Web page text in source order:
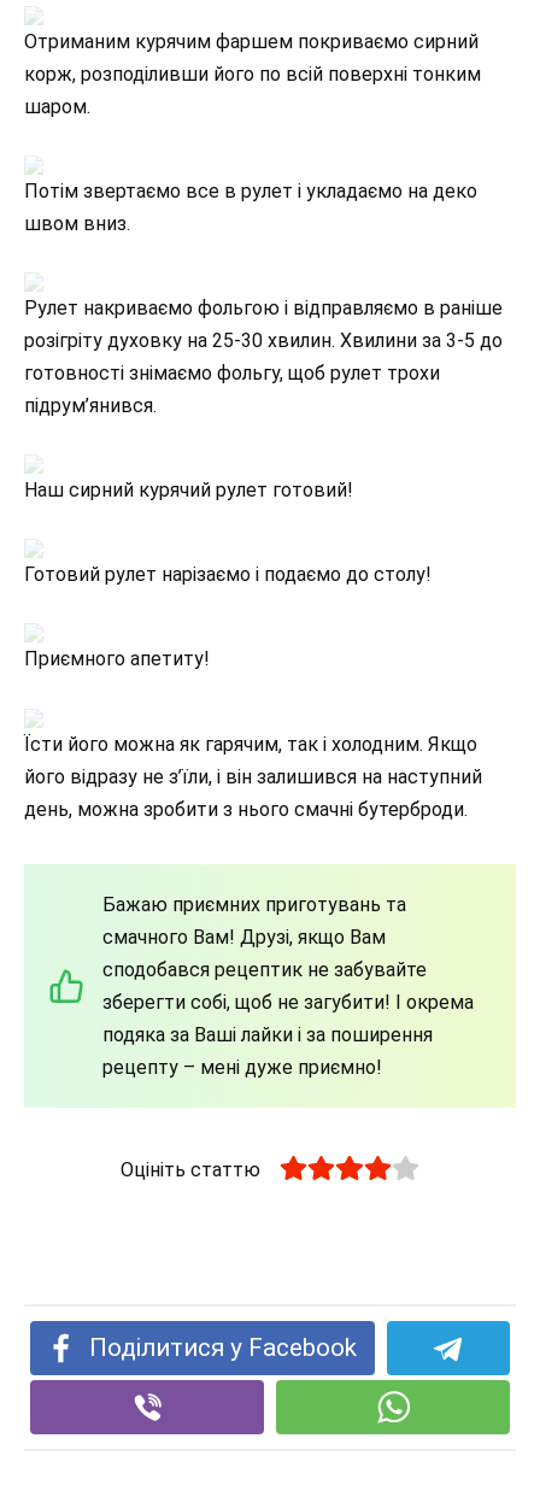
Отриманим курячим фаршем покриваємо сирний
корж, розподіливши його по всій поверхні тонким
шаром.
Потім звертаємо все в рулет і укладаємо на деко
швом вниз.
Рулет накриваємо фольгою і відправляємо в раніше
розігріту духовку на 25-30 хвилин. Хвилини за 3-5 до
готовності знімаємо фольгу, щоб рулет трохи
підрум’янився.
Наш сирний курячий рулет готовий!
Готовий рулет нарізаємо і подаємо до столу!
Приємного апетиту!
Їсти його можна як гарячим, так і холодним. Якщо
його відразу не з’їли, і він залишився на наступний
день, можна зробити з нього смачні бутерброди.
Бажаю приємних приготувань та
смачного Вам! Друзі, якщо Вам
сподобався рецептик не забувайте
зберегти собі, щоб не загубити! І окрема
подяка за Ваші лайки і за поширення
рецепту – мені дуже приємно!
Оцініть статтю
Поділитися у Facebook